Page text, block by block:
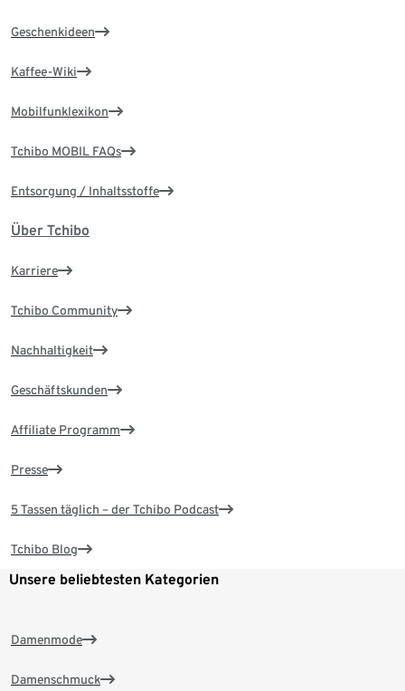
Geschenkideen
Kaffee-Wiki
Mobilfunklexikon
Tchibo MOBIL FAQs
Entsorgung / Inhaltsstoffe
Über Tchibo
Karriere
Tchibo Community
Nachhaltigkeit
Geschäftskunden
Affiliate Programm
Presse
5 Tassen täglich – der Tchibo Podcast
Tchibo Blog
Unsere beliebtesten Kategorien
Damenmode
Damenschmuck